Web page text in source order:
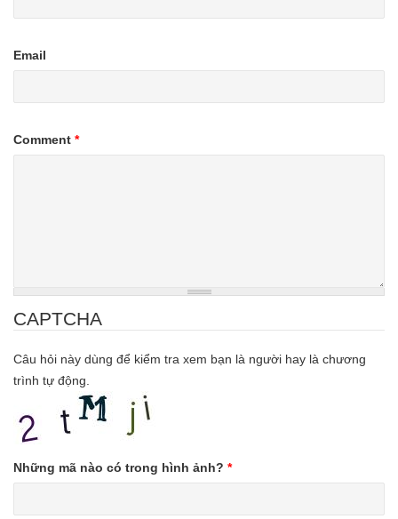
Email
Comment *
CAPTCHA
Câu hỏi này dùng để kiểm tra xem bạn là người hay là chương
trình tự động.
Những mã nào có trong hình ảnh? *